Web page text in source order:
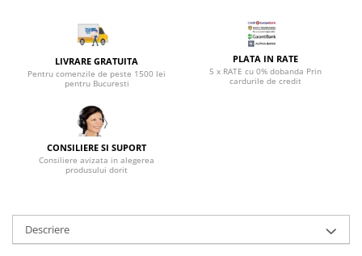
Seturi mobilier hol
Stender haine
Suport pentru umerase
Mobilier gradinita
Mese gradinita
Scaune gradinita
Mobilier copii
Mobila camera copii
LIVRARE GRATUITA
Pentru comenzile de peste 1500 lei
pentru Bucuresti
PLATA IN RATE
5 x RATE cu 0% dobanda Prin
cardurile de credit
CONSILIERE SI SUPORT
Consiliere avizata in alegerea
produsului dorit
Descriere